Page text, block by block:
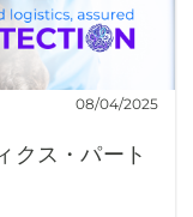
08/04/2025
クス・パート